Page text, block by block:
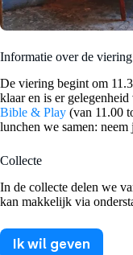
Informatie over de viering
De viering begint om
klaar en is er
Bible & Play (van 11.00
lunchen we samen: neem
Collecte
In de collecte delen we
kan makkelijk via
Ik wil geven